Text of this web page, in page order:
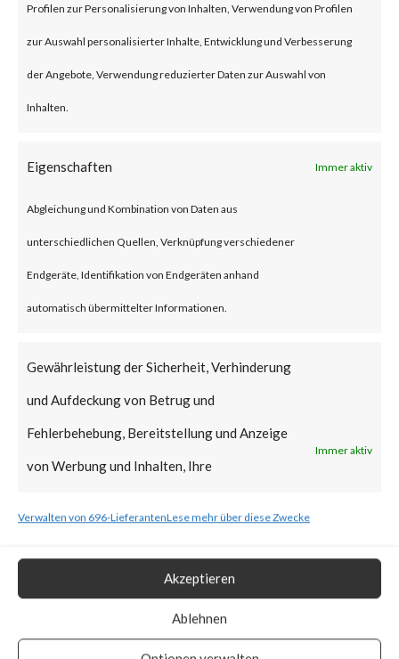
Profilen zur Personalisierung von Inhalten, Verwendung von Profilen
zur Auswahl personalisierter Inhalte, Entwicklung und Verbesserung
der Angebote, Verwendung reduzierter Daten zur Auswahl von
Inhalten.
Eigenschaften Immer aktiv
Abgleichung und Kombination von Daten aus
unterschiedlichen Quellen, Verknüpfung verschiedener
Endgeräte, Identifikation von Endgeräten anhand
automatisch übermittelter Informationen.
Gewährleistung der Sicherheit, Verhinderung
und Aufdeckung von Betrug und
Fehlerbehebung, Bereitstellung und Anzeige
von Werbung und Inhalten, Ihre
Immer aktiv
Verwalten von 696-LieferantenLese mehr über diese Zwecke
Akzeptieren
Ablehnen
arbitrary commands.
Why is this Significant?
worldwide that potentially are
has already added the
vulnerabilities on its Known
Exploited Vulnerabilities (KEV)
What is the Vendor Solution?
The vendor has provided
patches to address the
vulnerabilities.
What FortiGuard Coverage is